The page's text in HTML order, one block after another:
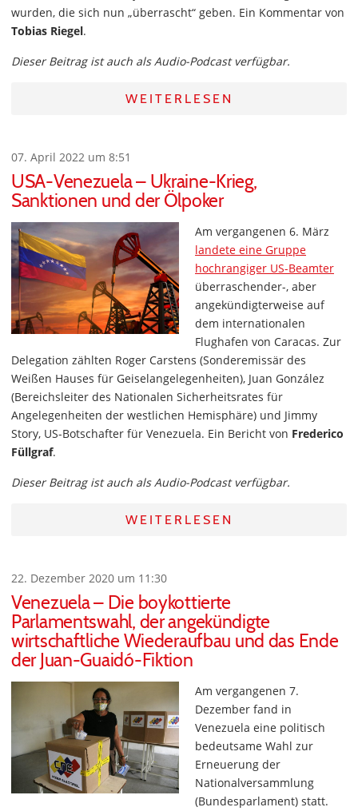
wurden, die sich nun „überrascht“ geben. Ein Kommentar von
Tobias Riegel.
Dieser Beitrag ist auch als Audio-Podcast verfügbar.
WEITERLESEN
07. April 2022 um 8:51
USA-Venezuela – Ukraine-Krieg,
Sanktionen und der Ölpoker
Am vergangenen 6. März
landete eine Gruppe
hochrangiger US-Beamter
überraschender-, aber
angekündigterweise auf
dem internationalen
Flughafen von Caracas. Zur
Delegation zählten Roger Carstens (Sonderemissär des
Weißen Hauses für Geiselangelegenheiten), Juan González
(Bereichsleiter des Nationalen Sicherheitsrates für
Angelegenheiten der westlichen Hemisphäre) und Jimmy
Story, US-Botschafter für Venezuela. Ein Bericht von Frederico
Füllgraf.
Dieser Beitrag ist auch als Audio-Podcast verfügbar.
WEITERLESEN
22. Dezember 2020 um 11:30
Venezuela – Die boykottierte
Parlamentswahl, der angekündigte
wirtschaftliche Wiederaufbau und das Ende
der Juan-Guaidó-Fiktion
Am vergangenen 7.
Dezember fand in
Venezuela eine politisch
bedeutsame Wahl zur
Erneuerung der
Nationalversammlung
(Bundesparlament) statt.